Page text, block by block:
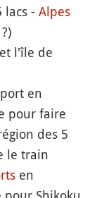
lacs - Alpes
l'île de
en
pour faire
des 5
le train
en